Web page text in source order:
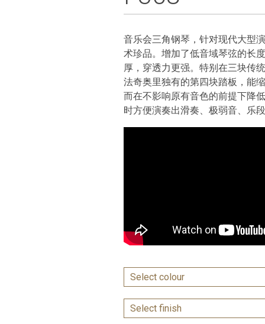
音乐会三角钢琴，针对现代大型
术珍品。增加了低音域琴弦的长
厚，穿透力更强。特别在三块传
法奇奥里独有的第四块踏板，能
而在不影响原有音色的前提下降
时方便演奏出滑奏、极弱音、乐